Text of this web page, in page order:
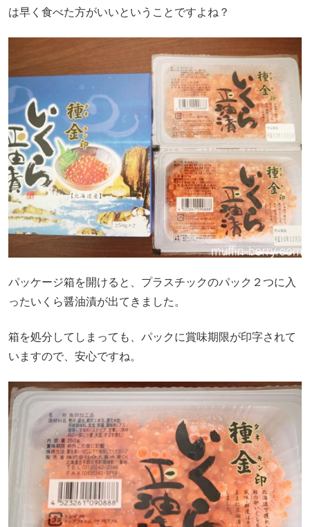
は早く食べた方がいいということですよね？
パッケージ箱を開けると、プラスチックのパック２つに入
ったいくら醤油漬が出てきました。
箱を処分してしまっても、パックに賞味期限が印字されて
いますので、安心ですね。